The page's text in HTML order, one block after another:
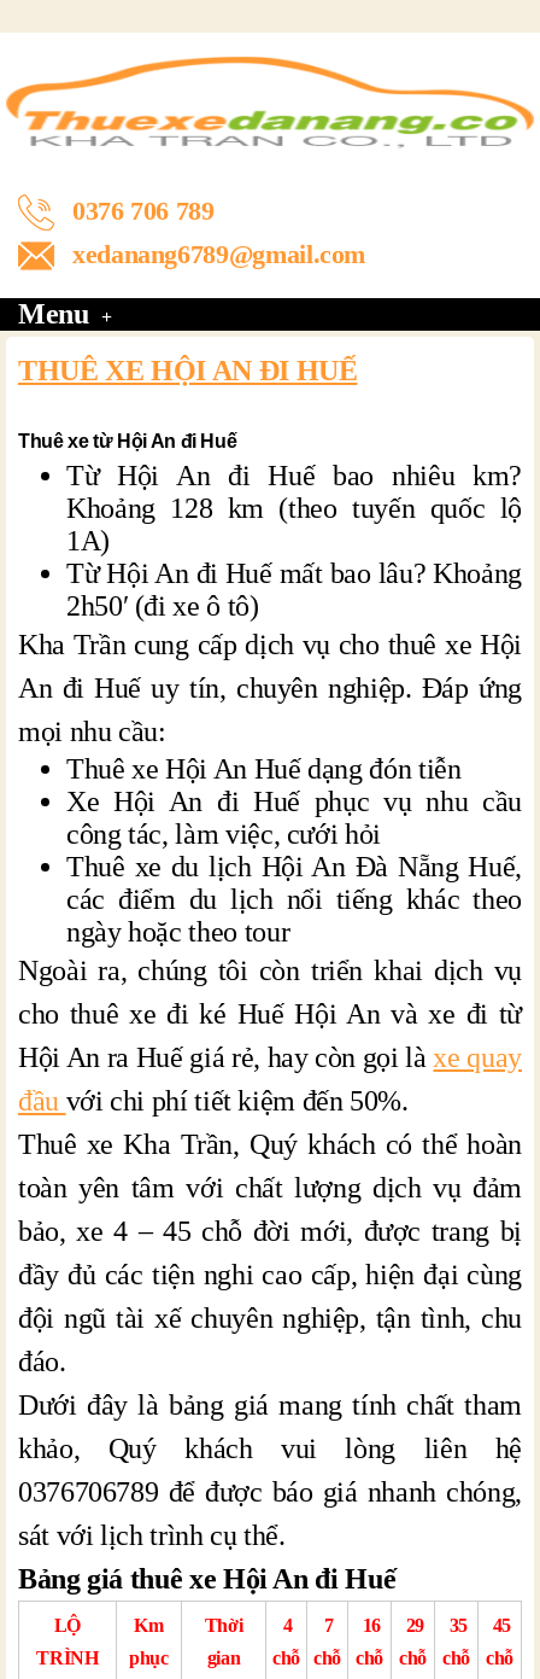
0376 706 789
xedanang6789@gmail.com
Menu
THUÊ XE HỘI AN ĐI HUẾ
Thuê xe từ Hội An đi Huế
Từ Hội An đi Huế bao nhiêu km?
Khoảng 128 km (theo tuyến quốc lộ
1A)
Từ Hội An đi Huế mất bao lâu? Khoảng
2h50′ (đi xe ô tô)
Kha Trần cung cấp dịch vụ cho thuê xe Hội
An đi Huế uy tín, chuyên nghiệp. Đáp ứng
mọi nhu cầu:
Thuê xe Hội An Huế dạng đón tiễn
Xe Hội An đi Huế phục vụ nhu cầu
công tác, làm việc, cưới hỏi
Thuê xe du lịch Hội An Đà Nẵng Huế,
các điểm du lịch nổi tiếng khác theo
ngày hoặc theo tour
Ngoài ra, chúng tôi còn triển khai dịch vụ
cho thuê xe đi ké Huế Hội An và xe đi từ
Hội An ra Huế giá rẻ, hay còn gọi làxe quay
đầu với chi phí tiết kiệm đến 50%.
Thuê xe Kha Trần, Quý khách có thể hoàn
toàn yên tâm với chất lượng dịch vụ đảm
bảo, xe 4 – 45 chỗ đời mới, được trang bị
đầy đủ các tiện nghi cao cấp, hiện đại cùng
đội ngũ tài xế chuyên nghiệp, tận tình, chu
đáo.
Dưới đây là bảng giá mang tính chất tham
khảo, Quý khách vui lòng liên hệ
0376706789 để được báo giá nhanh chóng,
sát với lịch trình cụ thể.
Bảng giá thuê xe Hội An đi Huế
LỘ
TRÌNH
Km
phục
Thời
gian
4
chỗ
7
chỗ
16
chỗ
29
chỗ
35
chỗ
45
chỗ